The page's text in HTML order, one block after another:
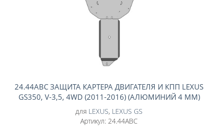
24.44ABC ЗАЩИТА КАРТЕРА ДВИГАТЕЛЯ И КПП LEXUS
GS350, V-3,5, 4WD (2011-2016) (АЛЮМИНИЙ 4 ММ)
для LEXUS, LEXUS GS
Артикул: 24.44ABC